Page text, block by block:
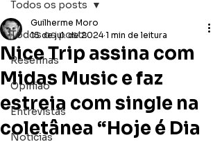
Todos os posts
Resenhas
Opinião
Entrevistas
Notícias
Todos os posts
Nice Trip assina com
Midas Music e faz
estreia com single na
coletânea “Hoje é Dia
Guilherme Moro
15 de jul. de 2024 1 min de leitura